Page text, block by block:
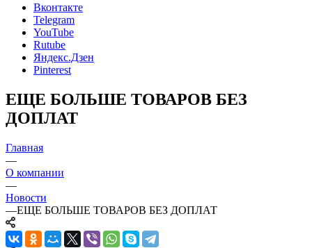
Вконтакте
Telegram
YouTube
Rutube
Яндекс.Дзен
Pinterest
ЕЩЕ БОЛЬШЕ ТОВАРОВ БЕЗ
ДОПЛАТ
Главная
—
О компании
—
Новости
—ЕЩЕ БОЛЬШЕ ТОВАРОВ БЕЗ ДОПЛАТ